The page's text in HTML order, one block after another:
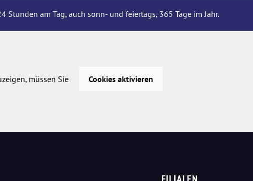
am Tag, auch sonn- und feiertags, 365 Tage im Jahr.
müssen Sie Cookies aktivieren